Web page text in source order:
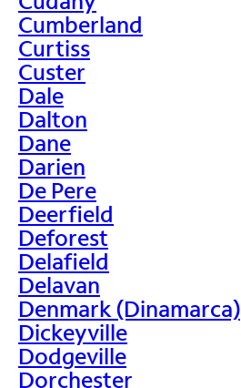
Cumberland
Curtiss
Custer
Dale
Dalton
Dane
Darien
De Pere
Deerfield
Deforest
Delafield
Delavan
Denmark (Dinamarca)
Dickeyville
Dodgeville
Dorchester